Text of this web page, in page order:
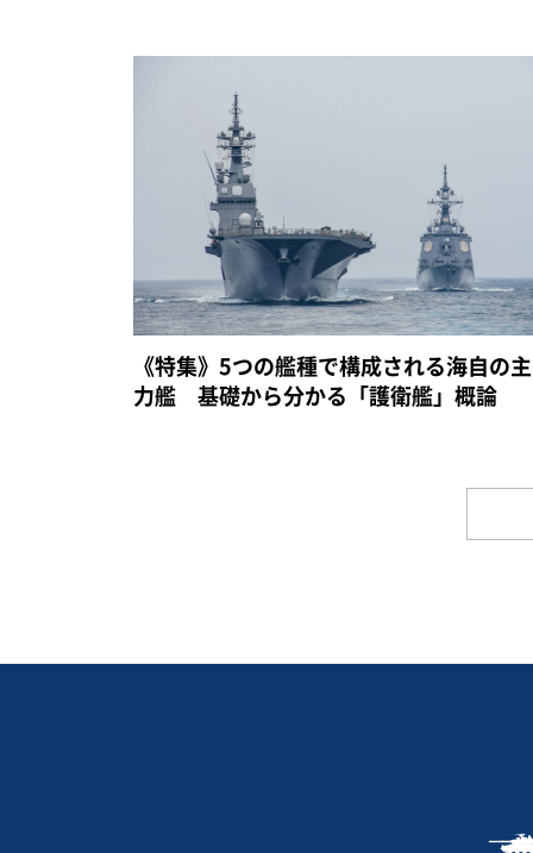
《特集》5つの艦種で構成される海自の主
力艦 基礎から分かる「護衛艦」概論